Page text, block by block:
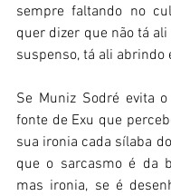
sempre faltando no
quer dizer que não tá
suspenso, tá ali abrindo
Se Muniz Sodré evita
fonte de Exu que
sua ironia cada sílaba
que o sarcasmo é da
mas ironia, se é